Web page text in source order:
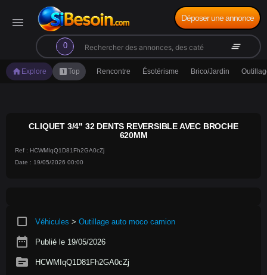
menu
0
search clear_all
Déposer une annonce
home Explore looks_oneTop Rencontre Ésotérisme Brico/Jardin
CLIQUET 3/4" 32 DENTS REVERSIBLE AVEC BROCHE
620MM
Ref : HCWMIqQ1D81Fh2GA0cZj
Date : 19/05/2026 00:00
crop_square Véhicules > Outillage auto moco camion
date_range Publié le 19/05/2026
source HCWMIqQ1D81Fh2GA0cZj